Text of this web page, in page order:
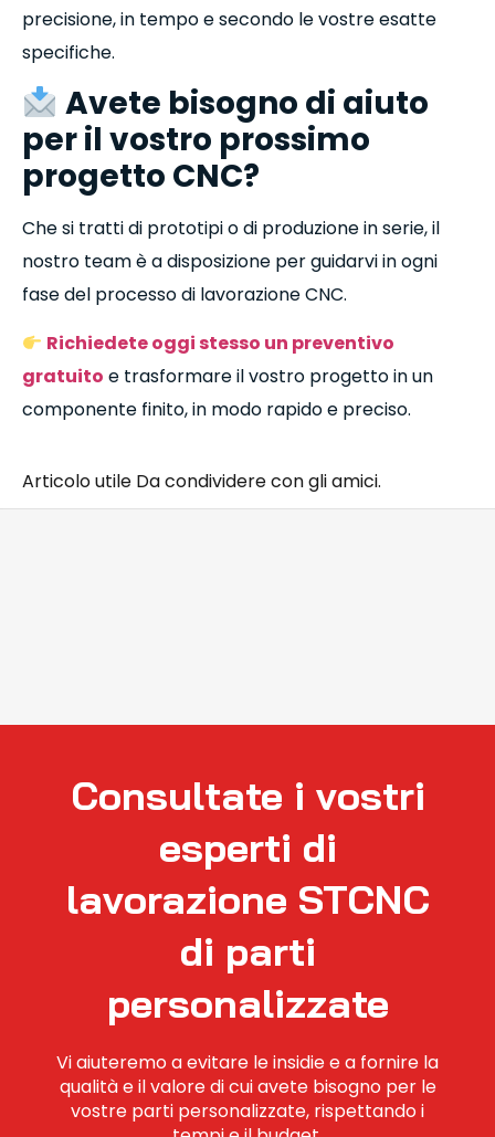
precisione, in tempo e secondo le vostre esatte
specifiche.
Avete bisogno di aiuto
per il vostro prossimo
progetto CNC?
Che si tratti di prototipi o di produzione in serie, il
nostro team è a disposizione per guidarvi in ogni
fase del processo di lavorazione CNC.
Richiedete oggi stesso un preventivo
gratuito e trasformare il vostro progetto in un
componente finito, in modo rapido e preciso.
Articolo utile Da condividere con gli amici.
Consultate i vostri
esperti di
lavorazione STCNC
di parti
personalizzate
Vi aiuteremo a evitare le insidie e a fornire la
qualità e il valore di cui avete bisogno per le
vostre parti personalizzate, rispettando i